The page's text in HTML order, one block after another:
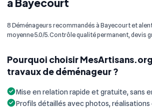
8 Déménageurs recommandés à Bayecourt et
moyenne 5.0/5. Contrôle qualité permanent, devis
Pourquoi choisir
travaux de déménageur ?
Mise en relation rapide et gratuite, sans
Profils détaillés avec photos,